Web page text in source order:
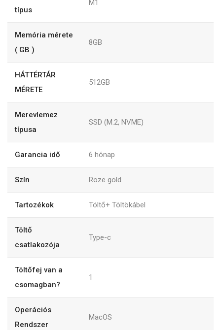
típus
M1
Memória mérete
( GB )
8GB
HÁTTÉRTÁR
MÉRETE
512GB
Merevlemez
típusa
SSD (M.2, NVME)
Garancia idő 6 hónap
Szín Roze gold
Tartozékok Töltő+ Töltökábel
Töltő
csatlakozója
Type-c
Töltőfej van a
csomagban?
1
Operációs
Rendszer
MacOS